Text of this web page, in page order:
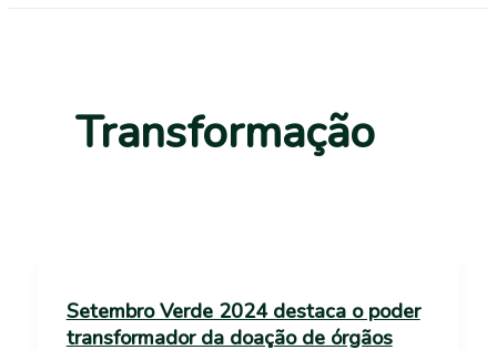
Transformação
Setembro Verde 2024 destaca o poder
transformador da doação de órgãos